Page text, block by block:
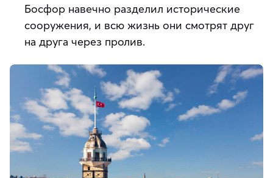
Босфор навечно разделил исторические
сооружения, и всю жизнь они смотрят друг
на друга через пролив.